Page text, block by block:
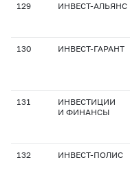
129 ИНВЕСТ-АЛЬЯНС
130 ИНВЕСТ-ГАРАНТ
131
ИНВЕСТИЦИИ
И ФИНАНСЫ
132 ИНВЕСТ-ПОЛИС